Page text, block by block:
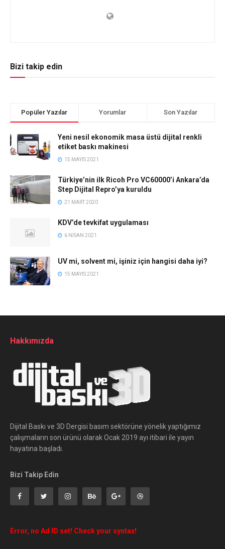
Bizi takip edin
Popüler Yazılar Yorumlar Son Yazılar
Yeni nesil ekonomik masa üstü dijital renkli
etiket baskı makinesi
15 MAYIS 2021
Türkiye’nin ilk Ricoh Pro VC60000’i Ankara’da
Step Dijital Repro’ya kuruldu
21 MART 2020
KDV’de tevkifat uygulaması
6 NISAN 2021
UV mi, solvent mi, işiniz için hangisi daha iyi?
15 MAYIS 2021
Hakkımızda
Dijital Baskı ve 3D Dergisi basım sektörüne yönelik yaptığımız
çalışmaların son ürünü olarak Ocak 2019 ayı itibari ile yayın
hayatına başladı.
Bizi Takip Edin
Error, no Ad ID set! Check your syntax!